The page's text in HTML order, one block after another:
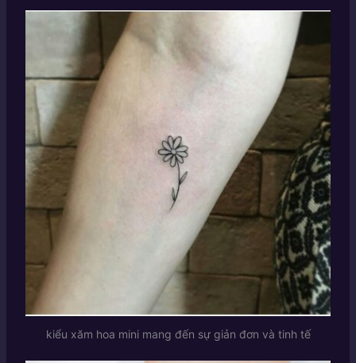
kiểu xăm hoa mini mang đến sự giản đơn và tinh tế